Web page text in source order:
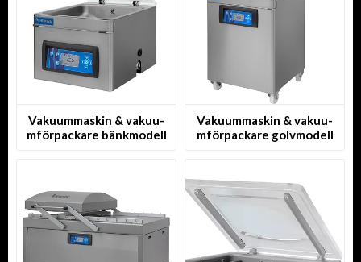
Vakuummaskin & v­a­k­u­u­
m­f­ö­r­p­a­c­k­a­r­e bänkmodell
Vakuummaskin & v­a­k­u­u­
m­f­ö­r­p­a­c­k­a­r­e golvmodell